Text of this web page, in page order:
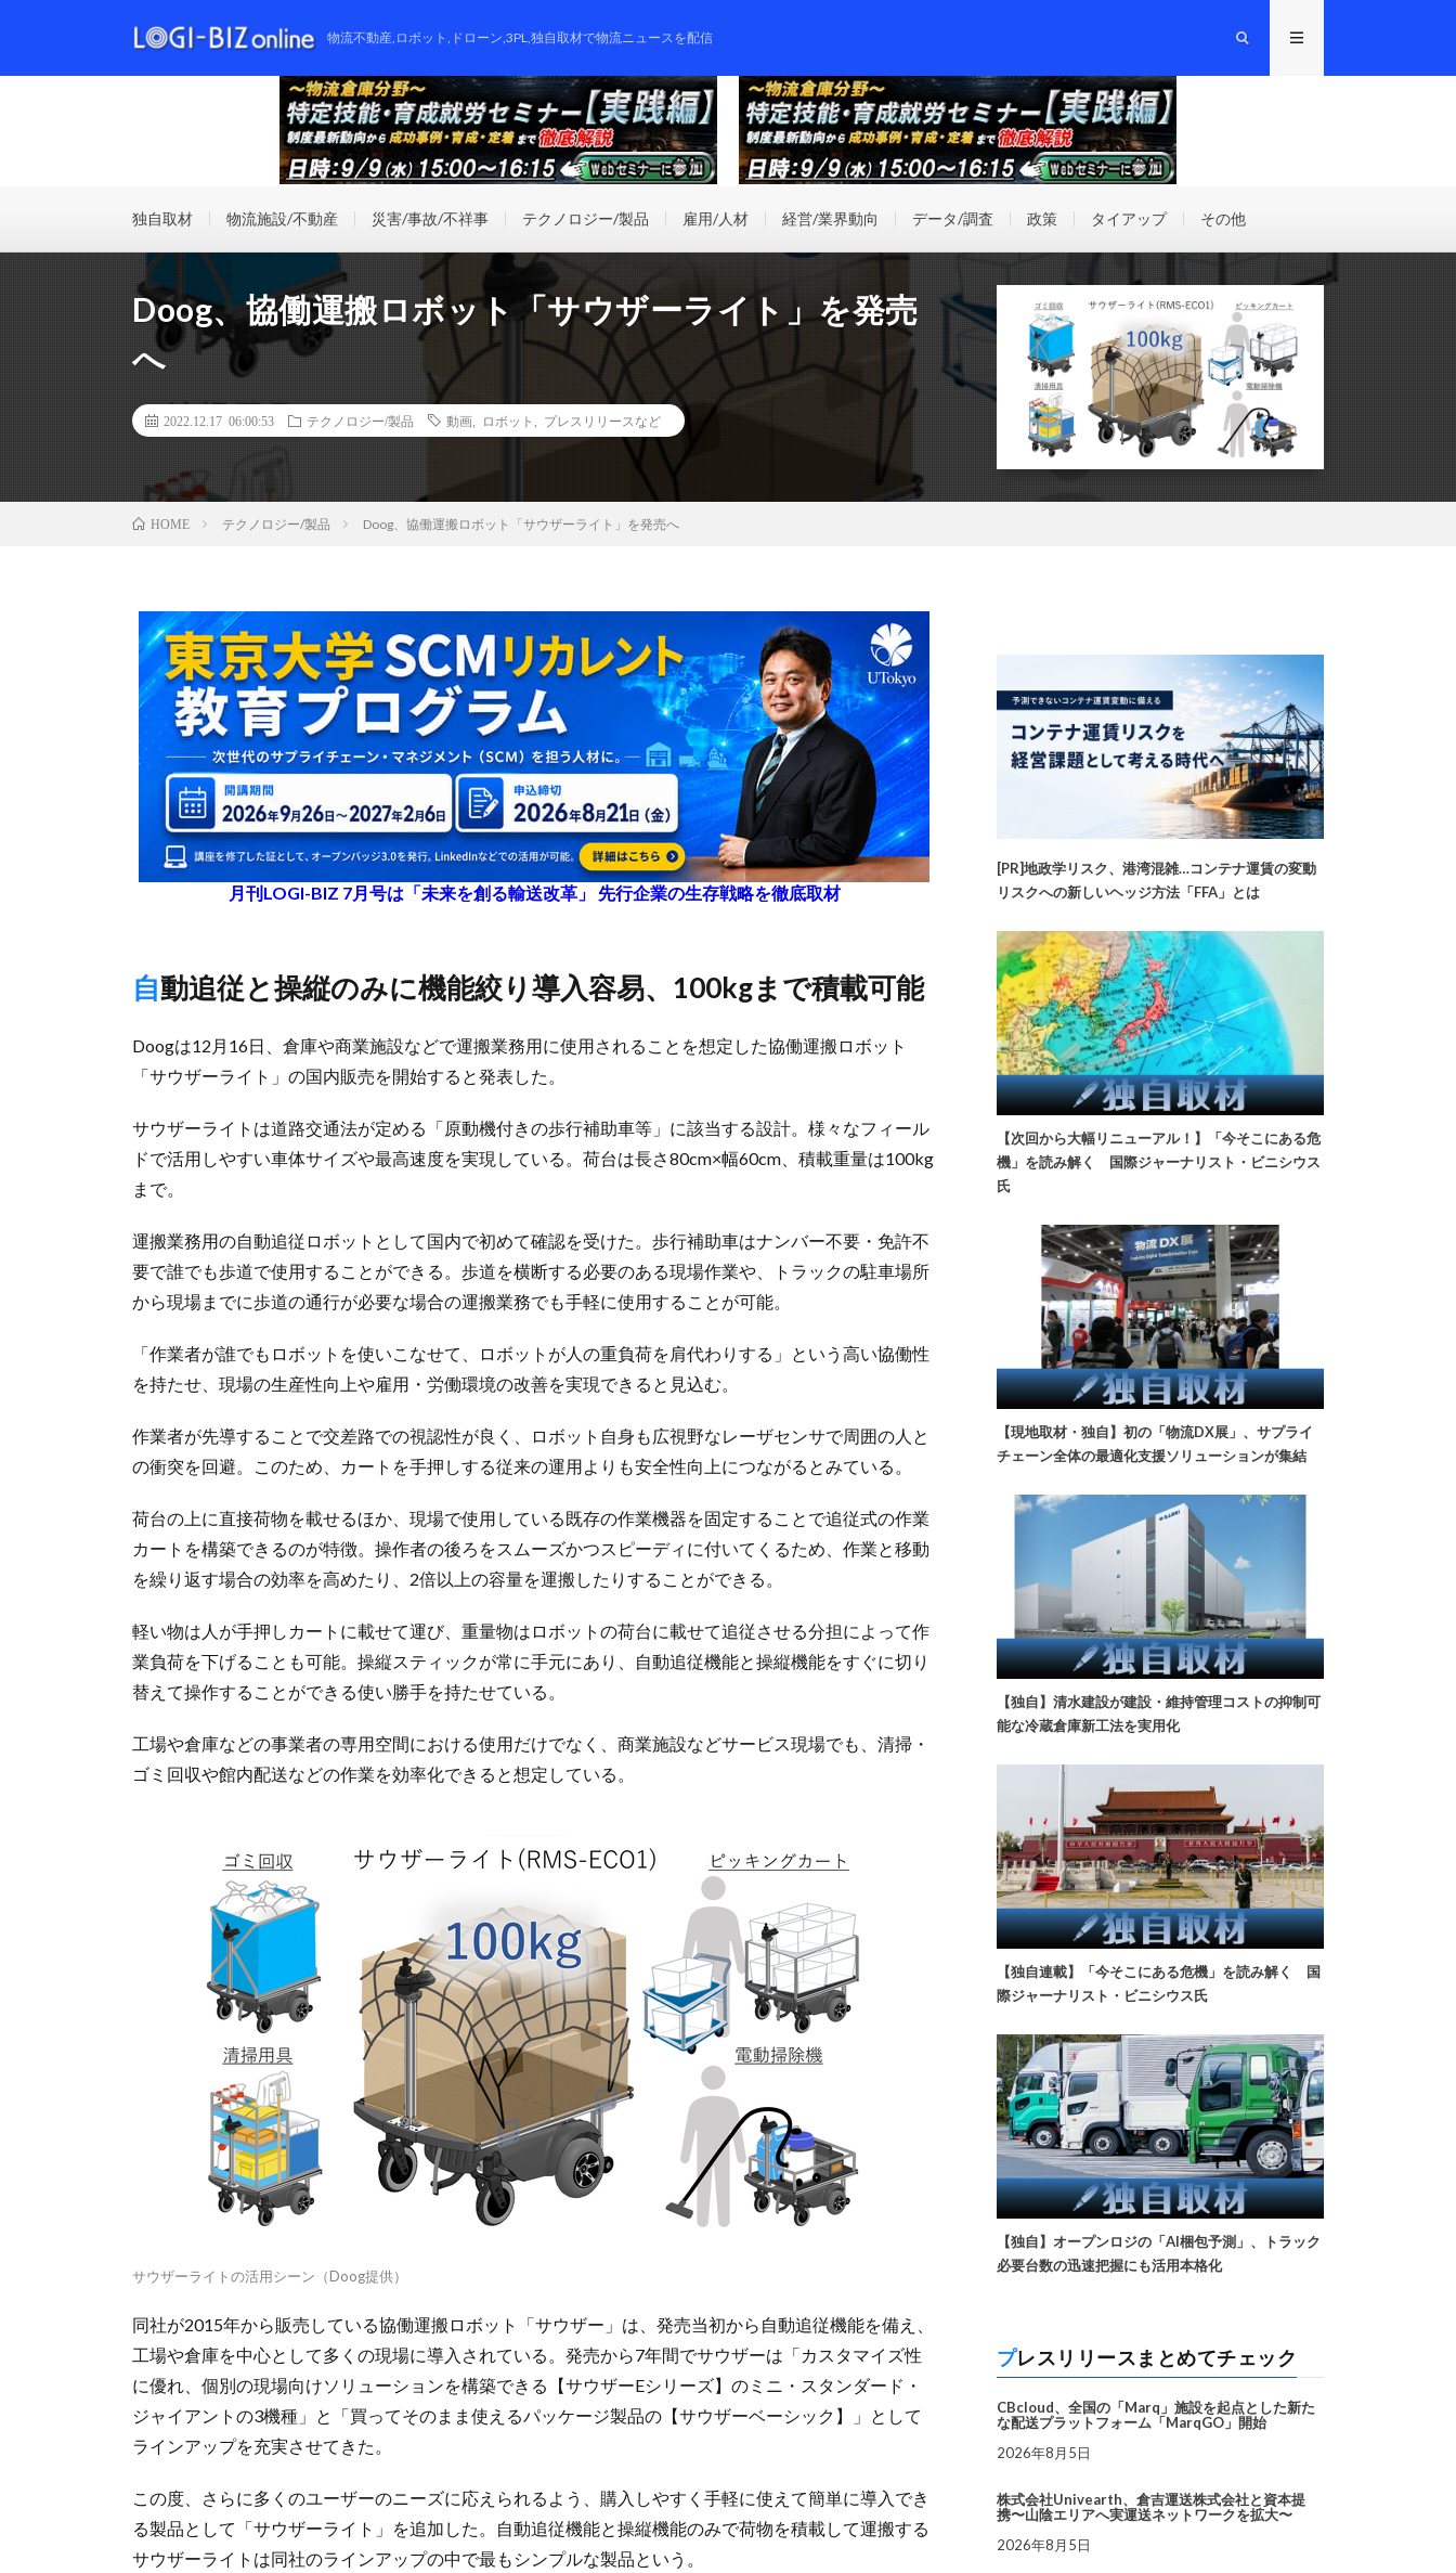
物流不動産,ロボット,ドローン,3PL,独自取材で物流ニュースを配信
独自取材 物流施設/不動産 災害/事故/不祥事 テクノロジー/製品 雇用/人材 経営/業界動向 データ/調査 政策 タイアップ その他
Doog、協働運搬ロボット「サウザーライト」を発売
へ
2022.12.17 06:00:53 テクノロジー/製品 動画 ロボット プレスリリースなど
HOME テクノロジー/製品 Doog、協働運搬ロボット「サウザーライト」を発売へ
月刊LOGI-BIZ 7月号は「未来を創る輸送改革」 先行企業の生存戦略を徹底取材
自動追従と操縦のみに機能絞り導入容易、100kgまで積載可能
Doogは12月16日、倉庫や商業施設などで運搬業務用に使用されることを想定した協働運搬ロボット
「サウザーライト」の国内販売を開始すると発表した。
サウザーライトは道路交通法が定める「原動機付きの歩行補助車等」に該当する設計。様々なフィール
ドで活用しやすい車体サイズや最高速度を実現している。荷台は長さ80cm×幅60cm、積載重量は100kg
まで。
運搬業務用の自動追従ロボットとして国内で初めて確認を受けた。歩行補助車はナンバー不要・免許不
要で誰でも歩道で使用することができる。歩道を横断する必要のある現場作業や、トラックの駐車場所
から現場までに歩道の通行が必要な場合の運搬業務でも手軽に使用することが可能。
「作業者が誰でもロボットを使いこなせて、ロボットが人の重負荷を肩代わりする」という高い協働性
を持たせ、現場の生産性向上や雇用・労働環境の改善を実現できると見込む。
作業者が先導することで交差路での視認性が良く、ロボット自身も広視野なレーザセンサで周囲の人と
の衝突を回避。このため、カートを手押しする従来の運用よりも安全性向上につながるとみている。
荷台の上に直接荷物を載せるほか、現場で使用している既存の作業機器を固定することで追従式の作業
カートを構築できるのが特徴。操作者の後ろをスムーズかつスピーディに付いてくるため、作業と移動
を繰り返す場合の効率を高めたり、2倍以上の容量を運搬したりすることができる。
軽い物は人が手押しカートに載せて運び、重量物はロボットの荷台に載せて追従させる分担によって作
業負荷を下げることも可能。操縦スティックが常に手元にあり、自動追従機能と操縦機能をすぐに切り
替えて操作することができる使い勝手を持たせている。
工場や倉庫などの事業者の専用空間における使用だけでなく、商業施設などサービス現場でも、清掃・
ゴミ回収や館内配送などの作業を効率化できると想定している。
サウザーライトの活用シーン（Doog提供）
同社が2015年から販売している協働運搬ロボット「サウザー」は、発売当初から自動追従機能を備え、
工場や倉庫を中心として多くの現場に導入されている。発売から7年間でサウザーは「カスタマイズ性
に優れ、個別の現場向けソリューションを構築できる【サウザーEシリーズ】のミニ・スタンダード・
ジャイアントの3機種」と「買ってそのまま使えるパッケージ製品の【サウザーベーシック】」として
ラインアップを充実させてきた。
この度、さらに多くのユーザーのニーズに応えられるよう、購入しやすく手軽に使えて簡単に導入でき
る製品として「サウザーライト」を追加した。自動追従機能と操縦機能のみで荷物を積載して運搬する
サウザーライトは同社のラインアップの中で最もシンプルな製品という。
[PR]地政学リスク、港湾混雑…コンテナ運賃の変動
リスクへの新しいヘッジ方法「FFA」とは
【次回から大幅リニューアル！】「今そこにある危
機」を読み解く 国際ジャーナリスト・ビニシウス
氏
【現地取材・独自】初の「物流DX展」、サプライ
チェーン全体の最適化支援ソリューションが集結
【独自】清水建設が建設・維持管理コストの抑制可
能な冷蔵倉庫新工法を実用化
【独自連載】「今そこにある危機」を読み解く 国
際ジャーナリスト・ビニシウス氏
【独自】オープンロジの「AI梱包予測」、トラック
必要台数の迅速把握にも活用本格化
プレスリリースまとめてチェック
CBcloud、全国の「Marq」施設を起点とした新た
な配送プラットフォーム「MarqGO」開始
2026年8月5日
株式会社Univearth、倉吉運送株式会社と資本提
携〜山陰エリアへ実運送ネットワークを拡大〜
2026年8月5日